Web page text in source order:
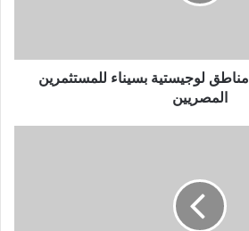
وزير النقل: طرح 8 مناطق لوجيستية بسيناء للمستثمرين
المصريين